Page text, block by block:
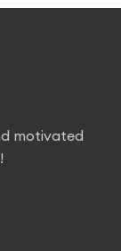
motivated